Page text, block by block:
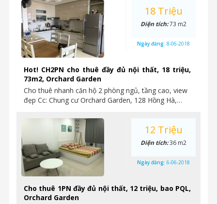
Hot! CH2PN cho thuê đầy đủ nội thất, 18 triệu,
73m2, Orchard Garden
Cho thuê nhanh căn hộ 2 phòng ngủ, tầng cao, view
đẹp Cc: Chung cư Orchard Garden, 128 Hồng Hà,…
18 Triệu
Diện tích:73 m2
Ngày đăng: 8-06-2018
Cho thuê 1PN đầy đủ nội thất, 12 triệu, bao PQL,
Orchard Garden
12 Triệu
Diện tích:36 m2
Ngày đăng: 6-06-2018